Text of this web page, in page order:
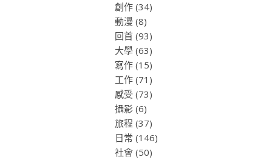
創作(34)
動漫 (8)
回首(93)
大學(63)
寫作(15)
工作(71)
感受 (73)
攝影 (6)
旅程 (37)
日常 (146)
社會(50)